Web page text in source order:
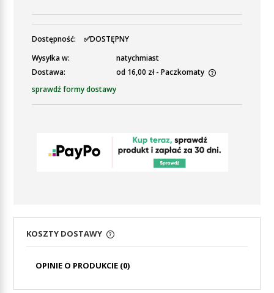
Dostępność:
✅DOSTĘPNY
Wysyłka w:
natychmiast
Dostawa:
od 16,00 zł - Paczkomaty
Cena nie zawiera ewentualnych kosztów płatności
sprawdź formy dostawy
KOSZTY DOSTAWY
CENA NIE ZAWIERA EWENTUALNYCH KOSZTÓW
OPINIE O PRODUKCIE (0)